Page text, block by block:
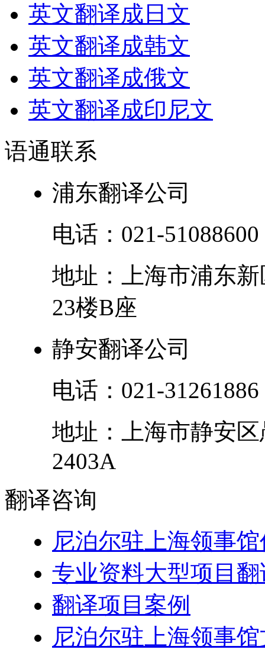
英文翻译成日文
英文翻译成韩文
英文翻译成俄文
英文翻译成印尼文
语通联系
浦东翻译公司
电话： 021-51088600
地址：
上海市浦东新
23楼B座
静安翻译公司
电话： 021-31261886
地址：
上海市静安区
2403A
翻译咨询
尼泊尔驻上海领事
专业资料大型项目翻
翻译项目案例
尼泊尔驻上海领事